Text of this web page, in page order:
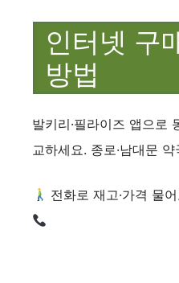
인터넷 구
방법
발키리·필라이즈 앱으로
교하세요. 종로·남대문
전화로 재고·가격 물